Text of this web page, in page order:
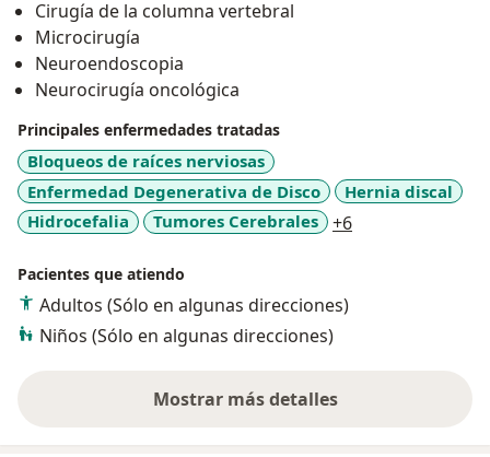
Cirugía de la columna vertebral
Microcirugía
Neuroendoscopia
Neurocirugía oncológica
Principales enfermedades tratadas
Bloqueos de raíces nerviosas
Enfermedad Degenerativa de Disco
Hernia discal
Hidrocefalia
Tumores Cerebrales +6
Pacientes que atiendo
Adultos (Sólo en algunas direcciones)
Niños (Sólo en algunas direcciones)
Mostrar más detalles
sobre la experiencia